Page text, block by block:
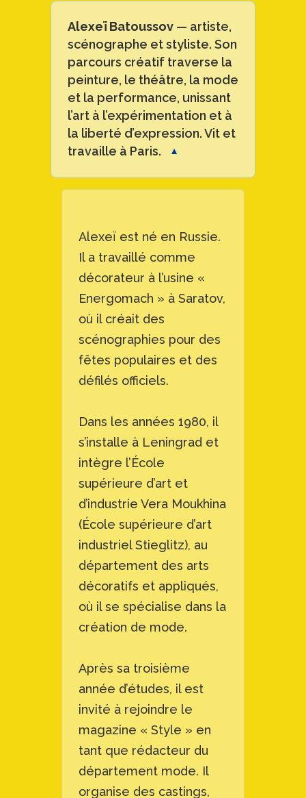
Alexeï Batoussov — artiste,
scénographe et styliste. Son
parcours créatif traverse la
peinture, le théâtre, la mode
et la performance, unissant
l’art à l’expérimentation et à
la liberté d’expression. Vit et
travaille à Paris.
▼
Alexeï est né en Russie.
Il a travaillé comme
décorateur à l’usine «
Energomach » à Saratov,
où il créait des
scénographies pour des
fêtes populaires et des
défilés officiels.
Dans les années 1980, il
s’installe à Leningrad et
intègre l’École
supérieure d’art et
d’industrie Vera Moukhina
(École supérieure d’art
industriel Stieglitz), au
département des arts
décoratifs et appliqués,
où il se spécialise dans la
création de mode.
Après sa troisième
année d’études, il est
invité à rejoindre le
magazine « Style » en
tant que rédacteur du
département mode. Il
organise des castings,